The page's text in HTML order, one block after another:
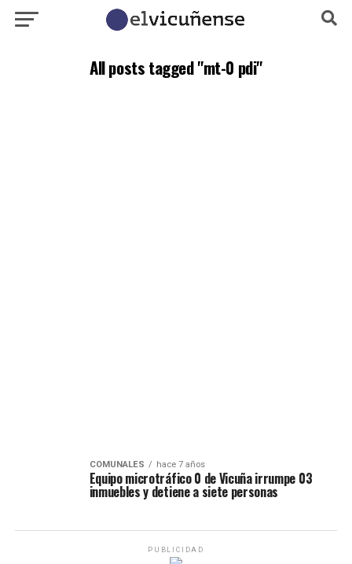
All posts tagged "mt-0 pdi"
COMUNALES hace 7 años
Equipo microtráfico 0 de Vicuña irrumpe 03
inmuebles y detiene a siete personas
PUBLICIDAD